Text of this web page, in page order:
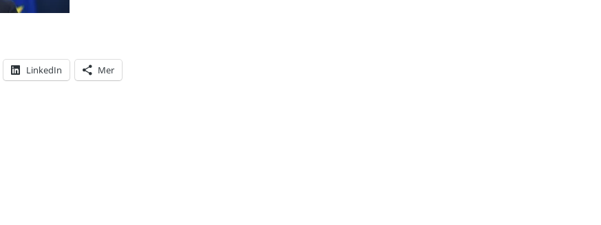
LinkedIn Mer